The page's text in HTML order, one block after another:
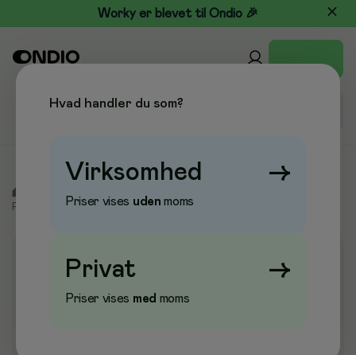
Worky er blevet til Ondio 🎉
Plakatmateriale/ Skilte og rammer
Hvad handler du som?
Virksomhed →
Priser vises uden moms
Privat →
Priser vises med moms